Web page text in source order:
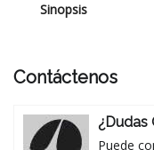
Sinopsis
Contáctenos
¿Dudas
Puede